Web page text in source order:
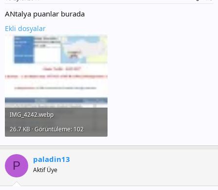
ANtalya puanlar burada
Ekli dosyalar
IMG_4242.webp
26.7 KB · Görüntüleme: 102
P paladin13
Aktif Üye